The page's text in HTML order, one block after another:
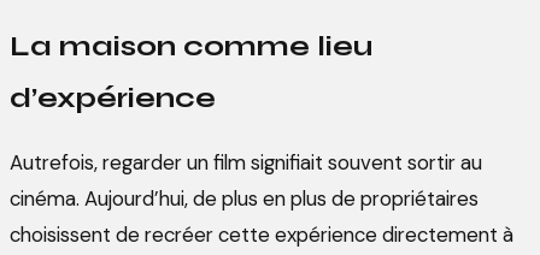
La maison comme lieu
d’expérience
Autrefois, regarder un film signifiait souvent sortir au
cinéma. Aujourd’hui, de plus en plus de propriétaires
choisissent de recréer cette expérience directement à